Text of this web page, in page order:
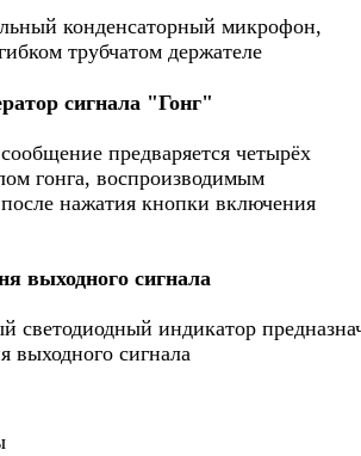
конденсаторный микрофон,
трубчатом держателе
сигнала "Гонг"
предваряется четырёх
гонга, воспроизводимым
нажатия кнопки включения
выходного сигнала
светодиодный индикатор
выходного сигнала